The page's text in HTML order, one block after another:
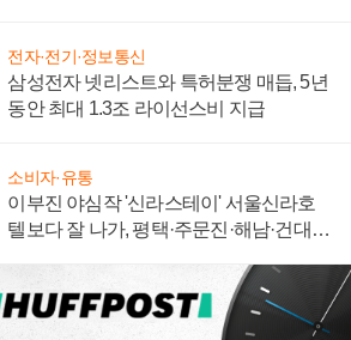
전자·전기·정보통신
삼성전자 넷리스트와 특허분쟁 매듭, 5년
동안 최대 1.3조 라이선스비 지급
소비자·유통
이부진 야심작 '신라스테이' 서울신라호
텔보다 잘 나가, 평택·주문진·해남·건대로